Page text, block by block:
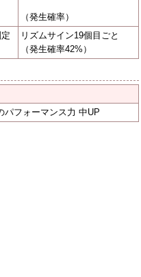
（発生確率）
リズムサイン19個目ごと
（発生確率42%）
パフォーマンス力 中UP